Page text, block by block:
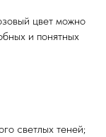
цвет можно
и понятных
светлых теней;